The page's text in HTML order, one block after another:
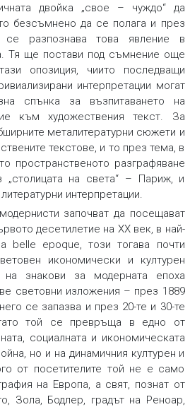
двойка „свое – чуждо“ да
безсъмнено да се полага и през
се разпознава това явление в
Тя ще постави под съмнение още
опозиция, чиито последващи
интерпретации могат
спънка за възпитаването на
към художествения текст. За
металитературни сюжети и
текстове, и то през тема, в
пространственото разграфяване
на света“ – Париж, и
интерпретации.
започват да посещават
десетилетие на ХХ век, в най-
belle epoque, този тогава почти
икономически и културен
на знакови за модерната епоха
световни изложения – през 1889
се запазва и през 20-те и 30-те
той се превръща в едно от
социалната и икономическата
но и на динамичния културен и
от посетителите той не е само
на Европа, а свят, познат от
Зола, Бодлер, градът на Реноар,